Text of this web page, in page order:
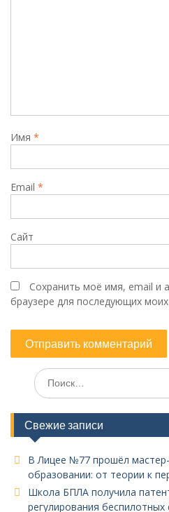
Имя *
Email *
Сайт
Сохранить моё имя, email и
браузере для последующих
Поиск
по:
Свежие записи
В Лицее №77 прошёл
образовании: от теории к
Школа БПЛА получила
регулирования беспилотных